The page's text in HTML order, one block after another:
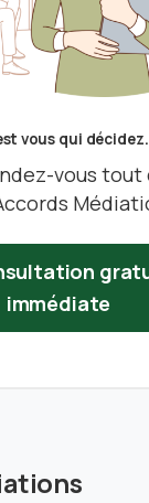
vous qui décidez.
vous tout
immédiate